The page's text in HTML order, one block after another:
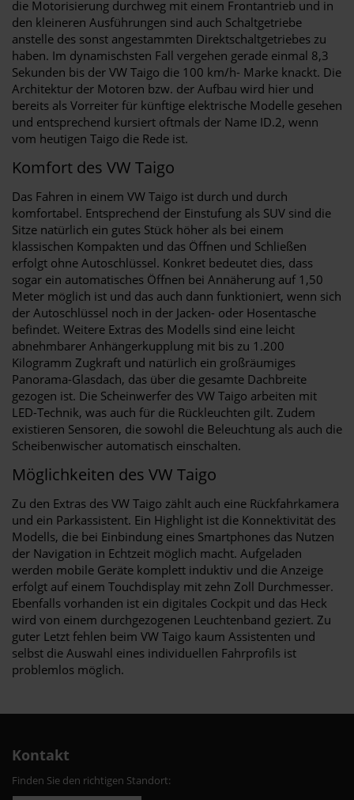
die Motorisierung durchweg mit einem Frontantrieb und in
den kleineren Ausführungen sind auch Schaltgetriebe
anstelle des sonst angestammten Direktschaltgetriebes zu
haben. Im dynamischsten Fall vergehen gerade einmal 8,3
Sekunden bis der VW Taigo die 100 km/h- Marke knackt. Die
Architektur der Motoren bzw. der Aufbau wird hier und
bereits als Vorreiter für künftige elektrische Modelle gesehen
und entsprechend kursiert oftmals der Name ID.2, wenn
vom heutigen Taigo die Rede ist.
Komfort des VW Taigo
Das Fahren in einem VW Taigo ist durch und durch
komfortabel. Entsprechend der Einstufung als SUV sind die
Sitze natürlich ein gutes Stück höher als bei einem
klassischen Kompakten und das Öffnen und Schließen
erfolgt ohne Autoschlüssel. Konkret bedeutet dies, dass
sogar ein automatisches Öffnen bei Annäherung auf 1,50
Meter möglich ist und das auch dann funktioniert, wenn sich
der Autoschlüssel noch in der Jacken- oder Hosentasche
befindet. Weitere Extras des Modells sind eine leicht
abnehmbarer Anhängerkupplung mit bis zu 1.200
Kilogramm Zugkraft und natürlich ein großräumiges
Panorama-Glasdach, das über die gesamte Dachbreite
gezogen ist. Die Scheinwerfer des VW Taigo arbeiten mit
LED-Technik, was auch für die Rückleuchten gilt. Zudem
existieren Sensoren, die sowohl die Beleuchtung als auch die
Scheibenwischer automatisch einschalten.
Möglichkeiten des VW Taigo
Zu den Extras des VW Taigo zählt auch eine Rückfahrkamera
und ein Parkassistent. Ein Highlight ist die Konnektivität des
Modells, die bei Einbindung eines Smartphones das Nutzen
der Navigation in Echtzeit möglich macht. Aufgeladen
werden mobile Geräte komplett induktiv und die Anzeige
erfolgt auf einem Touchdisplay mit zehn Zoll Durchmesser.
Ebenfalls vorhanden ist ein digitales Cockpit und das Heck
wird von einem durchgezogenen Leuchtenband geziert. Zu
guter Letzt fehlen beim VW Taigo kaum Assistenten und
selbst die Auswahl eines individuellen Fahrprofils ist
problemlos möglich.
Kontakt
Finden Sie den richtigen Standort: